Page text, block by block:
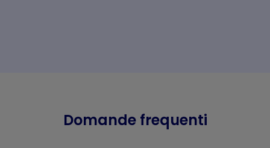
Domande frequenti